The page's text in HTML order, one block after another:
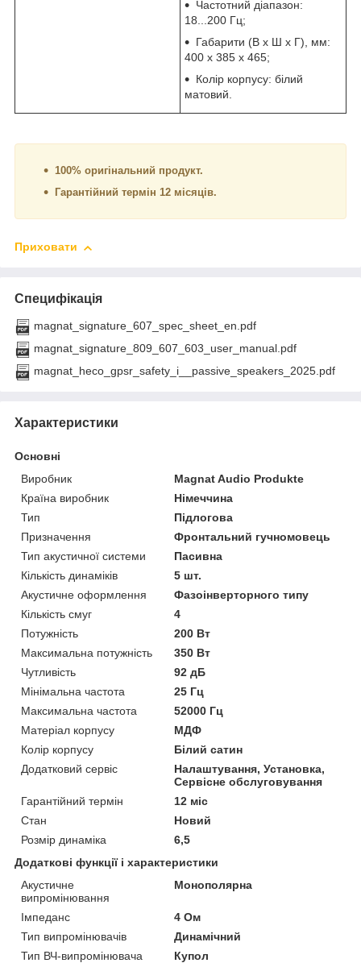
Частотний діапазон:
18...200 Гц;
Габарити (В х Ш х Г), мм:
400 х 385 х 465;
Колір корпусу: білий
матовий.
100% оригінальний продукт.
Гарантійний термін 12 місяців.
Приховати
Специфікація
magnat_signature_607_spec_sheet_en.pdf
magnat_signature_809_607_603_user_manual.pdf
magnat_heco_gpsr_safety_i__passive_speakers_2025.pdf
Характеристики
Основні
Виробник
Magnat Audio Produkte
Країна виробник
Німеччина
Тип
Підлогова
Призначення
Фронтальний гучномовець
Тип акустичної системи
Пасивна
Кількість динаміків
5 шт.
Акустичне оформлення
Фазоінверторного типу
Кількість смуг
4
Потужність
200 Вт
Максимальна потужність
350 Вт
Чутливість
92 дБ
Мінімальна частота
25 Гц
Максимальна частота
52000 Гц
Матеріал корпусу
МДФ
Колір корпусу
Білий сатин
Додатковий сервіс
Налаштування, Установка,
Сервісне обслуговування
Гарантійний термін
12 міс
Стан
Новий
Розмір динаміка
6,5
Додаткові функції і характеристики
Акустичне
випромінювання
Монополярна
Імпеданс
4 Ом
Тип випромінювачів
Динамічний
Тип ВЧ-випромінювача
Купол